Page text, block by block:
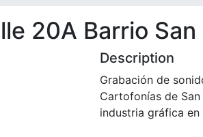
20A Barrio
Description
Grabación de
Cartofonías de
industria gráfica en